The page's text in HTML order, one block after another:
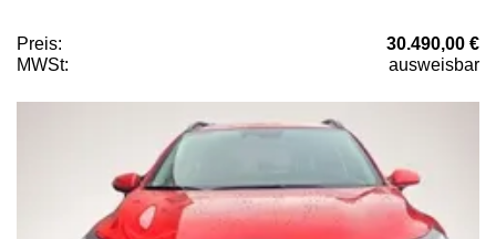
Preis:
30.490,00 €
MWSt:
ausweisbar